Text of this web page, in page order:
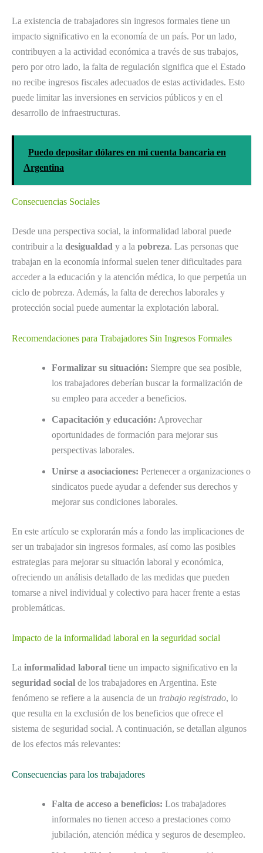
La existencia de trabajadores sin ingresos formales tiene un
impacto significativo en la economía de un país. Por un lado,
contribuyen a la actividad económica a través de sus trabajos,
pero por otro lado, la falta de regulación significa que el Estado
no recibe ingresos fiscales adecuados de estas actividades. Esto
puede limitar las inversiones en servicios públicos y en el
desarrollo de infraestructuras.
Puedo depositar dólares en mi cuenta bancaria en
Argentina
Consecuencias Sociales
Desde una perspectiva social, la informalidad laboral puede
contribuir a la desigualdad y a la pobreza. Las personas que
trabajan en la economía informal suelen tener dificultades para
acceder a la educación y la atención médica, lo que perpetúa un
ciclo de pobreza. Además, la falta de derechos laborales y
protección social puede aumentar la explotación laboral.
Recomendaciones para Trabajadores Sin Ingresos Formales
Formalizar su situación: Siempre que sea posible,
los trabajadores deberían buscar la formalización de
su empleo para acceder a beneficios.
Capacitación y educación: Aprovechar
oportunidades de formación para mejorar sus
perspectivas laborales.
Unirse a asociaciones: Pertenecer a organizaciones o
sindicatos puede ayudar a defender sus derechos y
mejorar sus condiciones laborales.
En este artículo se explorarán más a fondo las implicaciones de
ser un trabajador sin ingresos formales, así como las posibles
estrategias para mejorar su situación laboral y económica,
ofreciendo un análisis detallado de las medidas que pueden
tomarse a nivel individual y colectivo para hacer frente a estas
problemáticas.
Impacto de la informalidad laboral en la seguridad social
La informalidad laboral tiene un impacto significativo en la
seguridad social de los trabajadores en Argentina. Este
fenómeno se refiere a la ausencia de un trabajo registrado, lo
que resulta en la exclusión de los beneficios que ofrece el
sistema de seguridad social. A continuación, se detallan algunos
de los efectos más relevantes:
Consecuencias para los trabajadores
Falta de acceso a beneficios: Los trabajadores
informales no tienen acceso a prestaciones como
jubilación, atención médica y seguros de desempleo.